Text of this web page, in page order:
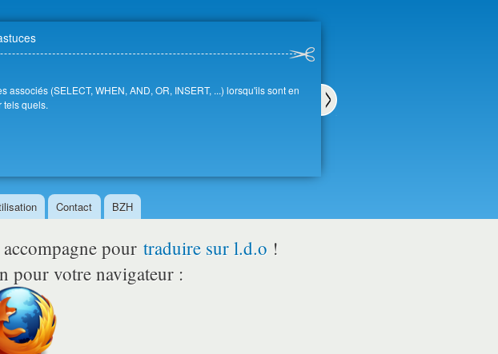
associés (SELECT, WHEN, AND, OR, INSERT, ...) lorsqu'ils sont en
tels quels.
Contact BZH
pour traduire sur l.d.o !
pour votre navigateur :